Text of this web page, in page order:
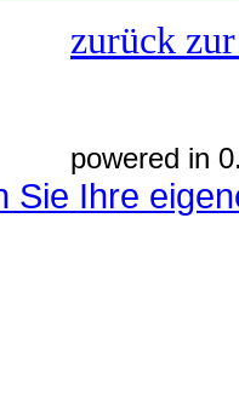
zurück
powered in
Sie Ihre